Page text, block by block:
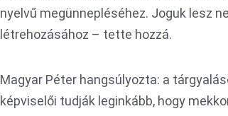
nyelvű megünnepléséhez. Joguk lesz
létrehozásához – tette hozzá.
Magyar Péter hangsúlyozta: a
képviselői tudják leginkább, hogy